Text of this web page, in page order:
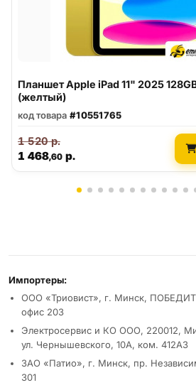
Планшет Apple iPad 11" 2025
(желтый)
код товара #10551765
1 468,60 р.
1 520р.
Реквизиты и условия
Импортеры:
ООО «Триовист», г. Минск,
офис 203
Электросервис и КО ООО, 220012,
ул. Чернышевского, 10А, ком. 412А3
ЗАО «Патио», г. Минск, пр.
301